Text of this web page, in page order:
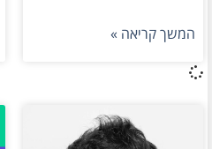
המשך קריאה »